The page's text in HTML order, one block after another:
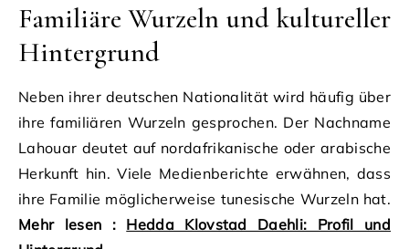
Familiäre Wurzeln und kultureller
Hintergrund
Neben ihrer deutschen Nationalität wird häufig über
ihre familiären Wurzeln gesprochen. Der Nachname
Lahouar deutet auf nordafrikanische oder arabische
Herkunft hin. Viele Medienberichte erwähnen, dass
ihre Familie möglicherweise tunesische Wurzeln hat.
Mehr lesen : Hedda Klovstad Daehli: Profil und